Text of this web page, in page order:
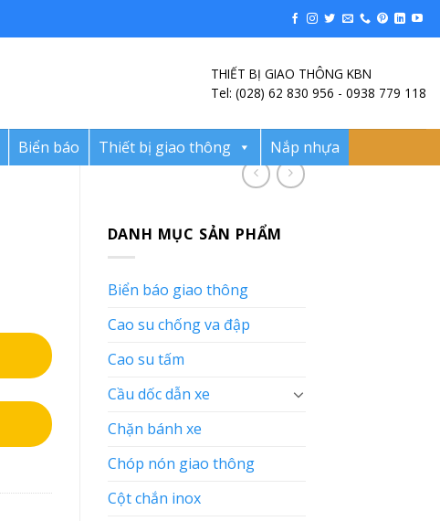
THIẾT BỊ GIAO THÔNG KBN
Tel: (028) 62 830 956 - 0938 779 118
Biển báo Thiết bị giao thông Nắp nhựa
DANH MỤC SẢN PHẨM
Biển báo giao thông
Cao su chống va đập
Cao su tấm
Cầu dốc dẫn xe
Chặn bánh xe
Chóp nón giao thông
Cột chắn inox